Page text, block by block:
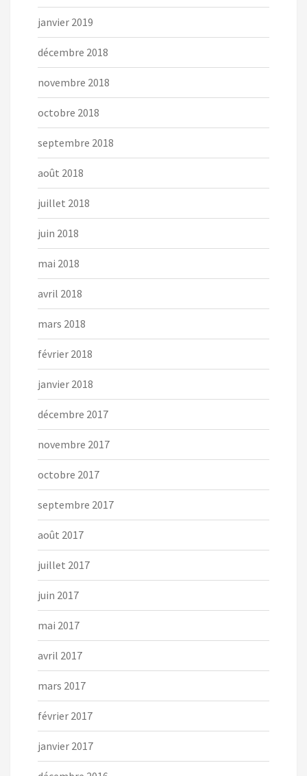
janvier 2019
décembre 2018
novembre 2018
octobre 2018
septembre 2018
août 2018
juillet 2018
juin 2018
mai 2018
avril 2018
mars 2018
février 2018
janvier 2018
décembre 2017
novembre 2017
octobre 2017
septembre 2017
août 2017
juillet 2017
juin 2017
mai 2017
avril 2017
mars 2017
février 2017
janvier 2017